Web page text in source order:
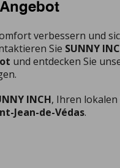
verbessern und
Sie SUNNY
und entdecken Sie
INCH, Ihren
Jean-de-Védas.